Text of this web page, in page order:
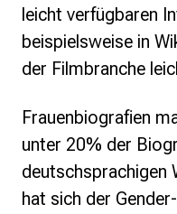
MediaWiki
Wikibooks
Wikisource
Wiktionary
Wikivoyage
Über uns
Verein
Unsere Werte
leicht verfügbaren
beispielsweise in
der Filmbranche
Frauenbiografien
unter 20% der
deutschsprachigen
hat sich der